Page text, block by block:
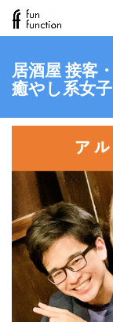
居酒屋 接客
癒やし系女